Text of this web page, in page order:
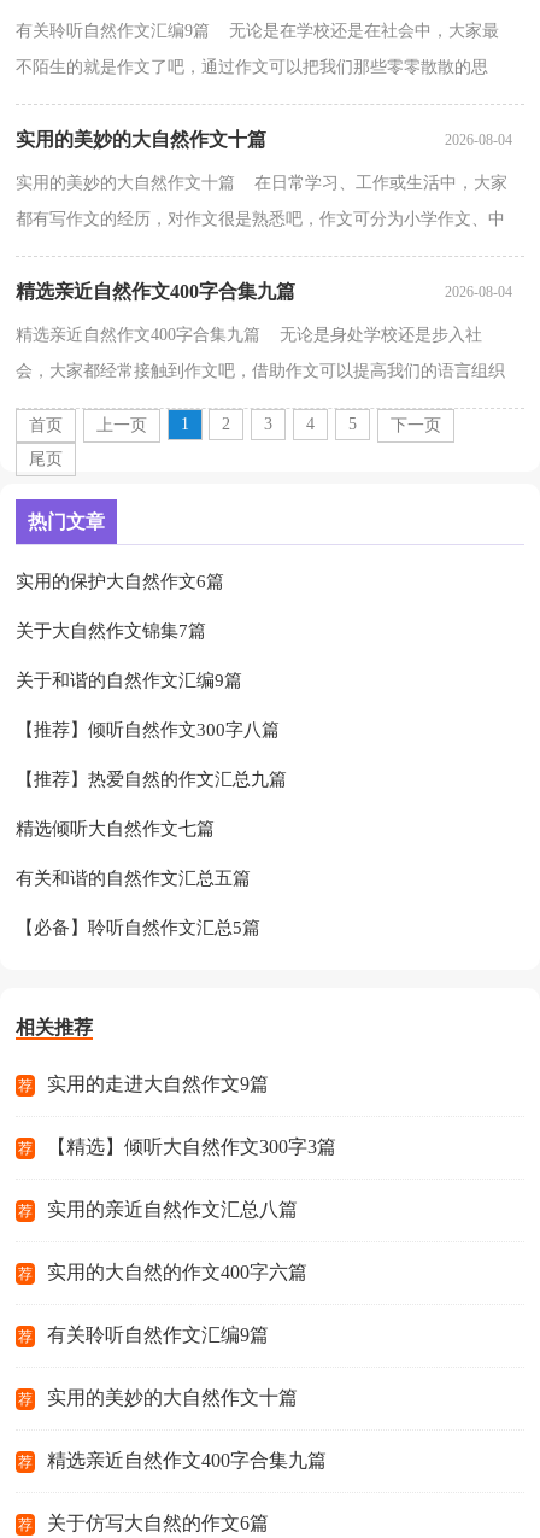
有关聆听自然作文汇编9篇 无论是在学校还是在社会中，大家最
不陌生的就是作文了吧，通过作文可以把我们那些零零散散的思
想，聚集在一块。那么，怎么去写作文呢？下面是小编为大家...
实用的美妙的大自然作文十篇 2026-08-04
实用的美妙的大自然作文十篇 在日常学习、工作或生活中，大家
都有写作文的经历，对作文很是熟悉吧，作文可分为小学作文、中
学作文、大学作文（论文）。你知道作文怎样写才规范吗？下...
精选亲近自然作文400字合集九篇 2026-08-04
精选亲近自然作文400字合集九篇 无论是身处学校还是步入社
会，大家都经常接触到作文吧，借助作文可以提高我们的语言组织
能力。写起作文来就毫无头绪？下面是小编为大家整理的...
首页
上一页 1 2 3 4 5
下一页
尾页
热门文章
实用的保护大自然作文6篇
关于大自然作文锦集7篇
关于和谐的自然作文汇编9篇
【推荐】倾听自然作文300字八篇
【推荐】热爱自然的作文汇总九篇
精选倾听大自然作文七篇
有关和谐的自然作文汇总五篇
【必备】聆听自然作文汇总5篇
相关推荐
荐 实用的走进大自然作文9篇
荐 【精选】倾听大自然作文300字3篇
荐 实用的亲近自然作文汇总八篇
荐 实用的大自然的作文400字六篇
荐 有关聆听自然作文汇编9篇
荐 实用的美妙的大自然作文十篇
荐 精选亲近自然作文400字合集九篇
荐 关于仿写大自然的作文6篇